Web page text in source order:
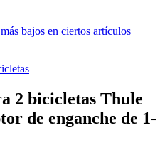
bajos en ciertos artículos
2 bicicletas Thule
de enganche de 1-